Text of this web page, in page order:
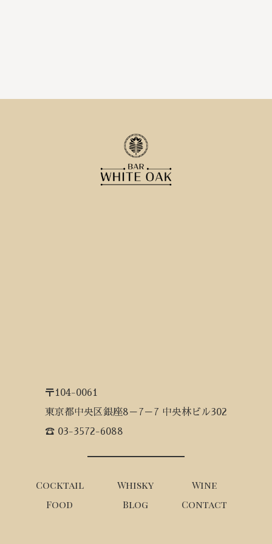
〒104-0061
東京都中央区銀座8－7－7 中央林ビル302
☎ 03-3572-6088
Cocktail Whisky
Wine
Food
Blog Contact